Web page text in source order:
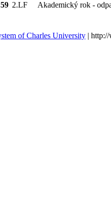
2.LF
Akademický rok -
of Charles University |